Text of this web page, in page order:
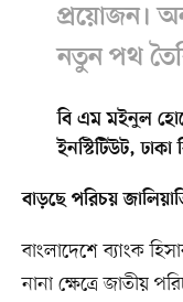
প্রয়োজন।
নতুন পথ
বি এম মইনুল
ইনস্টিটিউট, ঢাকা
বাড়ছে পরিচয়
বাংলাদেশে ব্যাংক
নানা ক্ষেত্রে জাতীয়